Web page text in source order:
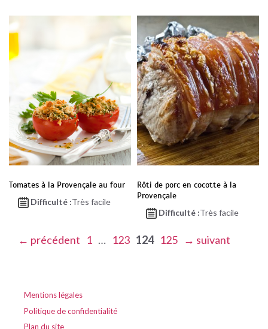
Tomates à la Provençale au four
Difficulté :Très facile
Rôti de porc en cocotte à la
Provençale
Difficulté :Très facile
← précédent Page
1 … Page
123 Page
124 Page
125 → suivant
Mentions légales
Politique de confidentialité
Plan du site